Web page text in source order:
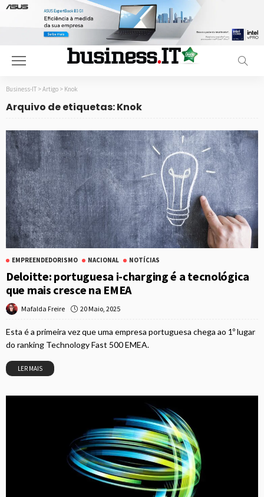
Business-IT > Artigo > Knok
Arquivo de etiquetas: Knok
EMPREENDEDORISMO NACIONAL NOTÍCIAS
Deloitte: portuguesa i-charging é a tecnológica
que mais cresce na EMEA
Mafalda Freire 20 Maio, 2025
Esta é a primeira vez que uma empresa portuguesa chega ao 1º lugar
do ranking Technology Fast 500 EMEA.
LER MAIS